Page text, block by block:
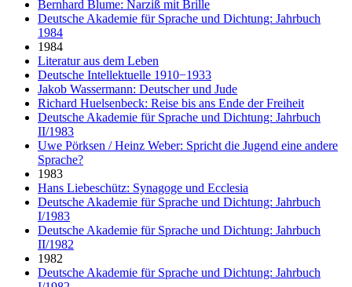
Bernhard Blume: Narziß mit Brille
Deutsche Akademie für Sprache und Dichtung: Jahrbuch
1984
1984
Literatur aus dem Leben
Deutsche Intellektuelle 1910−1933
Jakob Wassermann: Deutscher und Jude
Richard Huelsenbeck: Reise bis ans Ende der Freiheit
Deutsche Akademie für Sprache und Dichtung: Jahrbuch
II/1983
Uwe Pörksen / Heinz Weber: Spricht die Jugend eine andere
Sprache?
1983
Hans Liebeschütz: Synagoge und Ecclesia
Deutsche Akademie für Sprache und Dichtung: Jahrbuch
I/1983
Deutsche Akademie für Sprache und Dichtung: Jahrbuch
II/1982
1982
Deutsche Akademie für Sprache und Dichtung: Jahrbuch